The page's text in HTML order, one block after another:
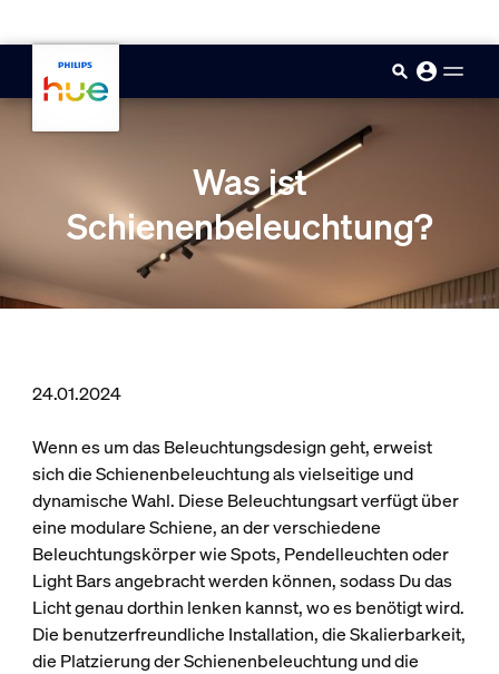
Was ist
Schienenbeleuchtung?
24.01.2024
Wenn es um das Beleuchtungsdesign geht, erweist
sich die Schienenbeleuchtung als vielseitige und
dynamische Wahl. Diese Beleuchtungsart verfügt über
eine modulare Schiene, an der verschiedene
Beleuchtungskörper wie Spots, Pendelleuchten oder
Light Bars angebracht werden können, sodass Du das
Licht genau dorthin lenken kannst, wo es benötigt wird.
Die benutzerfreundliche Installation, die Skalierbarkeit,
die Platzierung der Schienenbeleuchtung und die